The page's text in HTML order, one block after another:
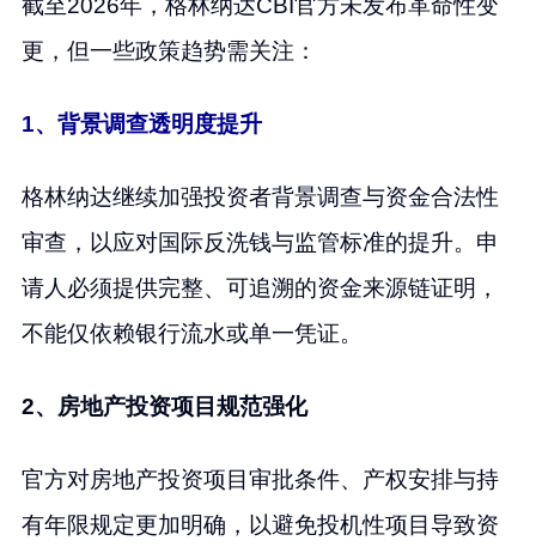
截至2026年，格林纳达CBI官方未发布革命性变
更，但一些政策趋势需关注：
1、背景调查透明度提升
格林纳达继续加强投资者背景调查与资金合法性
审查，以应对国际反洗钱与监管标准的提升。申
请人必须提供完整、可追溯的资金来源链证明，
不能仅依赖银行流水或单一凭证。
2、房地产投资项目规范强化
官方对房地产投资项目审批条件、产权安排与持
有年限规定更加明确，以避免投机性项目导致资